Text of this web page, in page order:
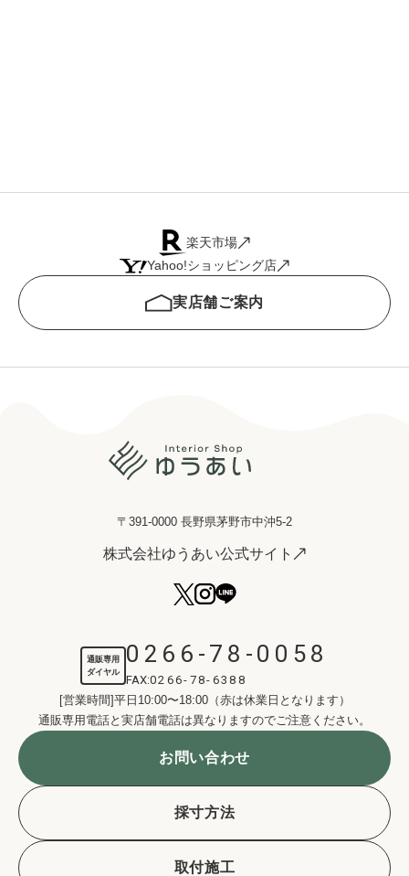
楽天市場
Yahoo!ショッピング店
実店舗ご案内
〒391-0000 長野県茅野市中沖5-2
株式会社ゆうあい公式サイト
通販専用
ダイヤル
0266-78-0058
FAX:0266-78-6388
[営業時間]平日10:00〜18:00（赤は休業日となります）
通販専用電話と実店舗電話は異なりますのでご注意ください。
お問い合わせ
採寸方法
取付施工